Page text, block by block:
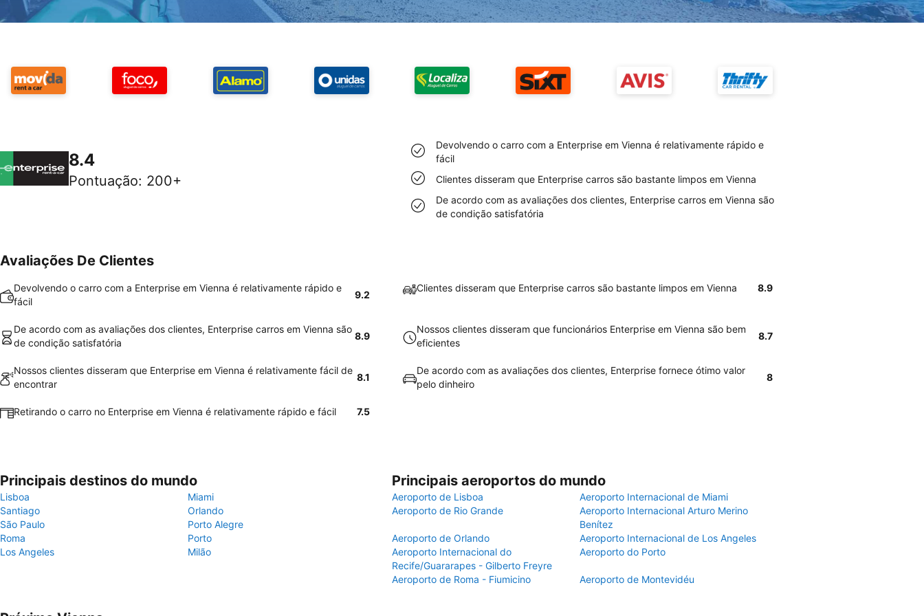
8.4
Pontuação: 200+
Devolvendo o carro com a Enterprise em Vienna é relativamente rápido e
fácil
Clientes disseram que Enterprise carros são bastante limpos em Vienna
De acordo com as avaliações dos clientes, Enterprise carros em Vienna são
de condição satisfatória
Avaliações De Clientes
Devolvendo o carro com a Enterprise em Vienna é relativamente rápido e
fácil
9.2
Clientes disseram que Enterprise carros são bastante limpos em Vienna 8.9
De acordo com as avaliações dos clientes, Enterprise carros em Vienna são
de condição satisfatória
8.9
Nossos clientes disseram que funcionários Enterprise em Vienna são bem
eficientes
8.7
Nossos clientes disseram que Enterprise em Vienna é relativamente fácil de
encontrar
8.1
De acordo com as avaliações dos clientes, Enterprise fornece ótimo valor
pelo dinheiro
8
Retirando o carro no Enterprise em Vienna é relativamente rápido e fácil 7.5
Principais destinos do mundo
Lisboa
Miami
Santiago
Orlando
São Paulo
Porto Alegre
Roma
Porto
Los Angeles
Milão
Principais aeroportos do mundo
Aeroporto de Lisboa
Aeroporto Internacional de Miami
Aeroporto de Rio Grande
Aeroporto Internacional Arturo Merino
Benítez
Aeroporto de Orlando
Aeroporto Internacional de Los Angeles
Aeroporto Internacional do
Recife/Guararapes - Gilberto Freyre
Aeroporto do Porto
Aeroporto de Roma - Fiumicino Aeroporto de Montevidéu